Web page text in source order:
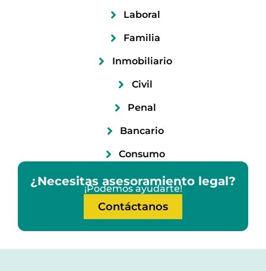
Laboral
Familia
Inmobiliario
Civil
Penal
Bancario
Consumo
¿Necesitas asesoramiento legal?
¡Podemos ayudarte!
Contáctanos